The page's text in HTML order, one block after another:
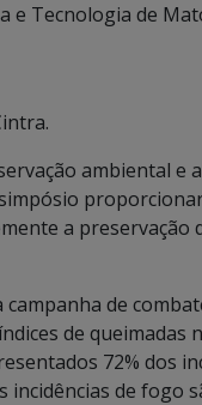
Tecnologia de
ambiental e
a preservação
de
de queimadas
72% dos
de fogo